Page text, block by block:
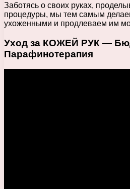
Заботясь о своих руках,
процедуры, мы тем самым
ухоженными и продлеваем им
Уход за КОЖЕЙ РУК —
Парафинотерапия